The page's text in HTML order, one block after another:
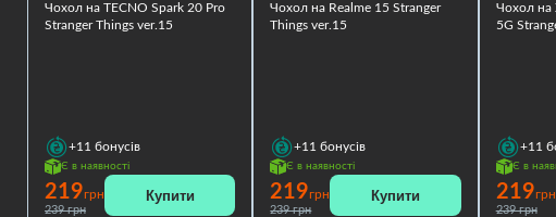
Чохол на TECNO Spark 20 Pro
Stranger Things ver.15
+11 бонусів
Є в наявності
219грн
239 грн
Купити
Чохол на Realme 15 Stranger
Things ver.15
+11 бонусів
Є в наявності
219грн
239 грн
Купити
Чохол на
5G
+11
Є в
219грн
239 грн